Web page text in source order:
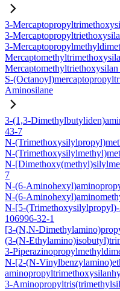
3-
3-
3-
S-
Aminosilane
3-(1,3-
43-7
N-
N-
N-
7
N-(6-
N-(6-
N-[5-
106996-32-1
[3-(N,N-
(3-(N-
3-
N-[2-(N-
3-